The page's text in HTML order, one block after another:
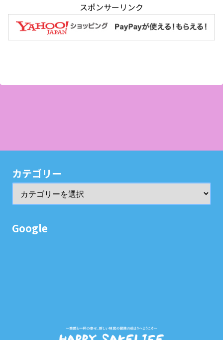
スポンサーリンク
カテゴリー
Google